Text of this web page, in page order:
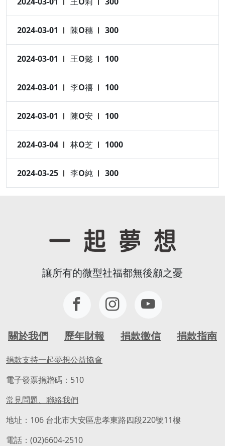
2024-03-01 陳O穗 300
2024-03-01 王O懿 100
2024-03-01 李O禧 100
2024-03-01 陳O安 100
2024-03-04 林O芝 1000
2024-03-25 李O純 300
讓所有的微型社福都無後顧之憂
關於我們 歷年財報 捐款徵信 捐款指南
捐款支持一起夢想公益協會
電子發票捐贈碼：510
常見問題、聯絡我們
地址：106 台北市大安區忠孝東路四段220號11樓
電話：(02)6604-2510